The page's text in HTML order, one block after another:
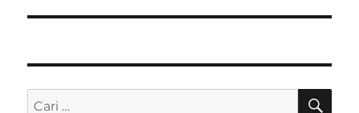
Pencarian